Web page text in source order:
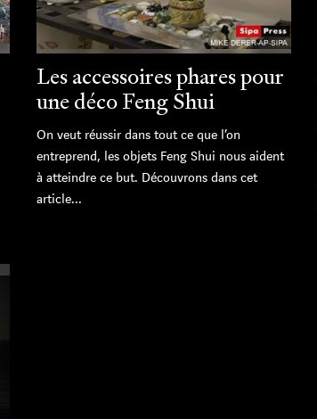
Les accessoires phares pour
une déco Feng Shui
On veut réussir dans tout ce que l’on
entreprend, les objets Feng Shui nous aident
à atteindre ce but. Découvrons dans cet
article...